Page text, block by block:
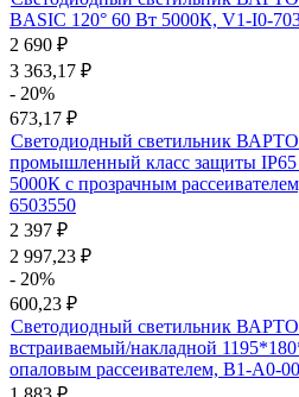
BASIC 120° 60 Вт 5000К, V1-I0-
2 690 ₽
3 363,17 ₽
- 20%
673,17 ₽
Светодиодный светильник
промышленный класс защиты
5000К с прозрачным
6503550
2 397 ₽
2 997,23 ₽
- 20%
600,23 ₽
Светодиодный светильник
встраиваемый/накладной
опаловым рассеивателем, B1-A0-